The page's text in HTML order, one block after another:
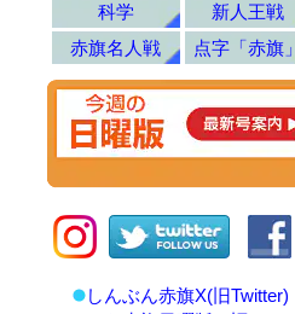
科学
新人王戦
赤旗名人戦
点字「赤旗」
しんぶん赤旗X(旧Twitter)